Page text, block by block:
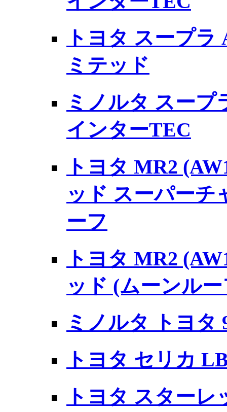
トヨタ スープラ
ミテッド
ミノルタ スープ
インターTEC
トヨタ MR2
ッド スーパーチ
ーフ
トヨタ MR2
ッド (ムーンル
ミノルタ トヨタ
トヨタ セリカ
トヨタ スターレ